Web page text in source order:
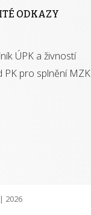
ODKAZY
ÚPK a živností
PK pro splnění MZK
2026